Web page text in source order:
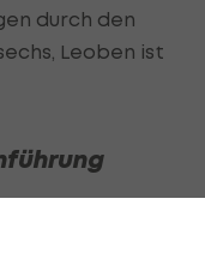
durch den
Leoben ist